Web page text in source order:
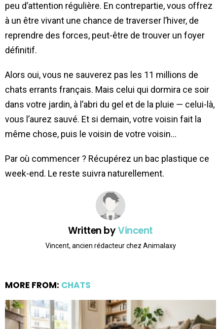
peu d’attention régulière. En contrepartie, vous offrez
à un être vivant une chance de traverser l’hiver, de
reprendre des forces, peut-être de trouver un foyer
définitif.
Alors oui, vous ne sauverez pas les 11 millions de
chats errants français. Mais celui qui dormira ce soir
dans votre jardin, à l’abri du gel et de la pluie — celui-là,
vous l’aurez sauvé. Et si demain, votre voisin fait la
même chose, puis le voisin de votre voisin…
Par où commencer ? Récupérez un bac plastique ce
week-end. Le reste suivra naturellement.
Written byVincent
Vincent, ancien rédacteur chez Animalaxy
MORE FROM: CHATS